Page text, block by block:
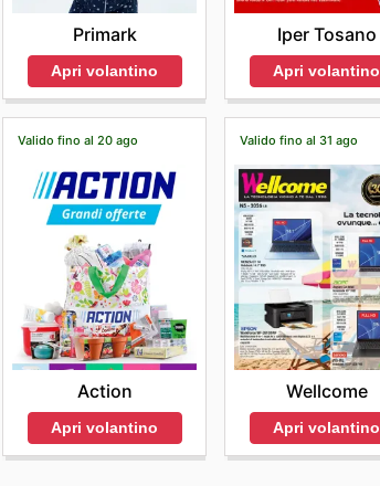
Primark
Apri volantino
Iper Tosano
Apri volantino
Valido fino al 20 ago
Action
Apri volantino
Valido fino al 31 ago
Wellcome
Apri volantino